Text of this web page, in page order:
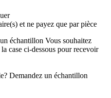
et ne payez que par pièce
échantillon Vous souhaitez
case ci-dessous pour recevoir
Demandez un échantillon